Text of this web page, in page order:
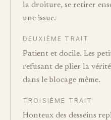
la droiture, se retirer
une issue.
DEUXIÈME TRAIT
Patient et docile. Les
refusant de plier la
dans le blocage même.
TROISIÈME TRAIT
Honteux des desseins